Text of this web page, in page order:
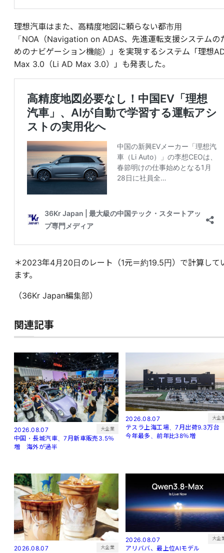
理想汽車はまた、高精度地図に頼らない都市用
「NOA（Navigation on ADAS、先進運転支援システムの
めのナビゲーション機能）」を実現するシステム「理想
Max 3.0（Li AD Max 3.0）」も発表した。
＊2023年4月20日のレート（1元＝約19.5円）で計算して
ます。
（36Kr Japan編集部）
関連記事
2026.08.07 大企業
中国・長城汽車、7月新車販売3.5％
増 海外が過半
2026.08.07 大企
テスラ上海工場、7月出荷9.3万
今年最多、前年比38％増
2026.08.07 大企業
2026.08.07 大企
アリババ、最上位AIモデル